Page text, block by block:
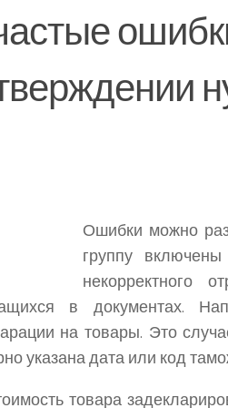
Ошибки можно
группу
некорректного
в документах.
на товары. Это
указана дата или код
товара